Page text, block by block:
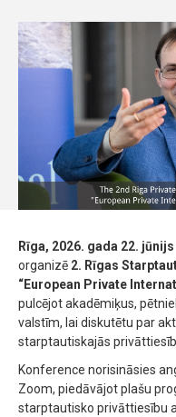
Rīga, 2026. gada 22. jūnijs
organizē 2. Rīgas
“European Private
pulcējot akadēmiķus,
valstīm, lai diskutētu par
starptautiskajās
Konference norisināsies
Zoom, piedāvājot plašu
starptautisko privāttiesību